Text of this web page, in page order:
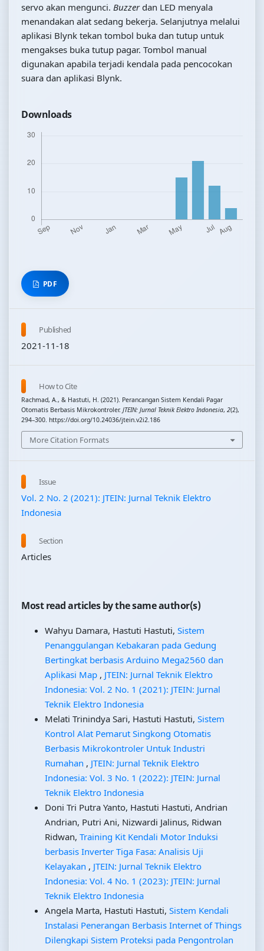
servo akan mengunci. Buzzer dan LED menyala
menandakan alat sedang bekerja. Selanjutnya melalui
aplikasi Blynk tekan tombol buka dan tutup untuk
mengakses buka tutup pagar. Tombol manual
digunakan apabila terjadi kendala pada pencocokan
suara dan aplikasi Blynk.
Downloads
PDF
Published
2021-11-18
How to Cite
Rachmad, A., & Hastuti, H. (2021). Perancangan Sistem Kendali Pagar
Otomatis Berbasis Mikrokontroler. JTEIN: Jurnal Teknik Elektro Indonesia, 2(2),
294–300. https://doi.org/10.24036/jtein.v2i2.186
More Citation Formats
Issue
Vol. 2 No. 2 (2021): JTEIN: Jurnal Teknik Elektro
Indonesia
Section
Articles
Most read articles by the same author(s)
Wahyu Damara, Hastuti Hastuti, Sistem
Penanggulangan Kebakaran pada Gedung
Bertingkat berbasis Arduino Mega2560 dan
Aplikasi Map , JTEIN: Jurnal Teknik Elektro
Indonesia: Vol. 2 No. 1 (2021): JTEIN: Jurnal
Teknik Elektro Indonesia
Melati Trinindya Sari, Hastuti Hastuti, Sistem
Kontrol Alat Pemarut Singkong Otomatis
Berbasis Mikrokontroler Untuk Industri
Rumahan , JTEIN: Jurnal Teknik Elektro
Indonesia: Vol. 3 No. 1 (2022): JTEIN: Jurnal
Teknik Elektro Indonesia
Doni Tri Putra Yanto, Hastuti Hastuti, Andrian
Andrian, Putri Ani, Nizwardi Jalinus, Ridwan
Ridwan, Training Kit Kendali Motor Induksi
berbasis Inverter Tiga Fasa: Analisis Uji
Kelayakan , JTEIN: Jurnal Teknik Elektro
Indonesia: Vol. 4 No. 1 (2023): JTEIN: Jurnal
Teknik Elektro Indonesia
Angela Marta, Hastuti Hastuti, Sistem Kendali
Instalasi Penerangan Berbasis Internet of Things
Dilengkapi Sistem Proteksi pada Pengontrolan